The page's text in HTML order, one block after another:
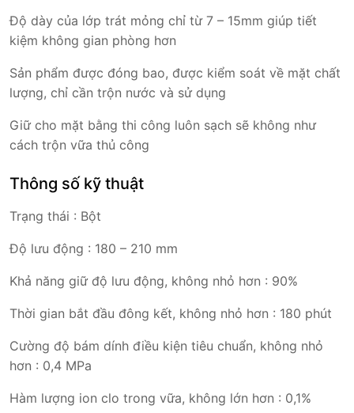
Độ dày của lớp trát mỏng chỉ từ 7 – 15mm giúp tiết
kiệm không gian phòng hơn
Sản phẩm được đóng bao, được kiểm soát về mặt chất
lượng, chỉ cần trộn nước và sử dụng
Giữ cho mặt bằng thi công luôn sạch sẽ không như
cách trộn vữa thủ công
Thông số kỹ thuật
Trạng thái : Bột
Độ lưu động : 180 – 210 mm
Khả năng giữ độ lưu động, không nhỏ hơn : 90%
Thời gian bắt đầu đông kết, không nhỏ hơn : 180 phút
Cường độ bám dính điều kiện tiêu chuẩn, không nhỏ
hơn : 0,4 MPa
Hàm lượng ion clo trong vữa, không lớn hơn : 0,1%